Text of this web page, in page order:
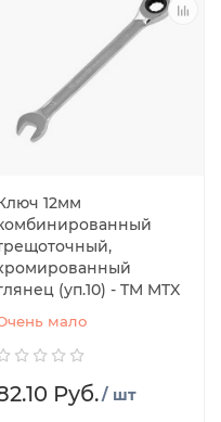
12мм
(уп.10) - TM MTX
мало
Руб./ шт